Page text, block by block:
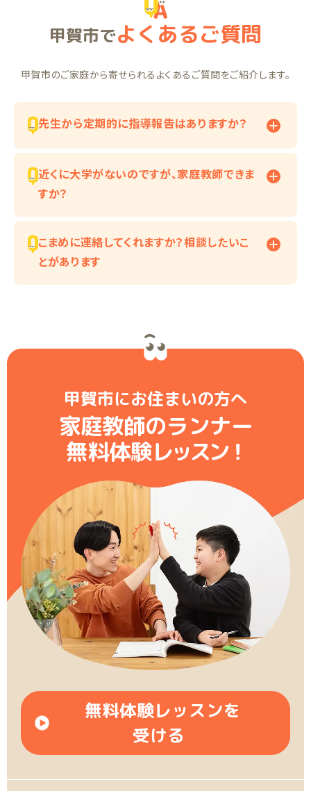
甲賀市でよくあるご質問
甲賀市のご家庭から寄せられるよくあるご質問をご紹介します。
先生から定期的に指導報告はありますか？
近くに大学がないのですが、家庭教師できま
すか？
こまめに連絡してくれますか？相談したいこ
とがあります
甲賀市にお住まいの方へ
家庭教師のランナー
無料体験レッスン！
無料体験レッスンを
受ける